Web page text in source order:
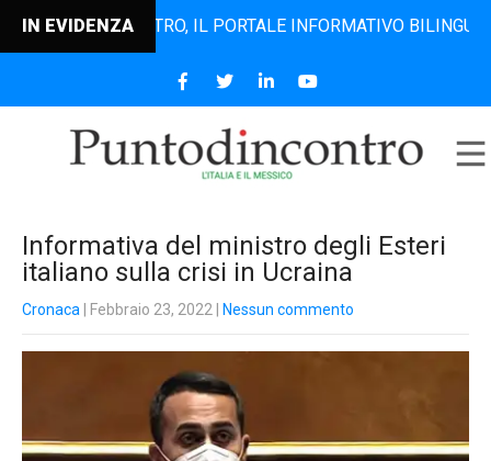
IN EVIDENZA IL PORTALE INFORMATIVO BILINGUE
Informativa del ministro degli Esteri
italiano sulla crisi in Ucraina
Cronaca | Febbraio 23, 2022 Nessun commento